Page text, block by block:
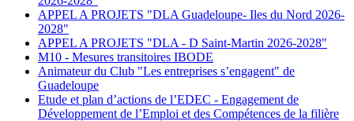
APPEL A PROJETS "DLA Guadeloupe- Iles du Nord 2026-
2028"
APPEL A PROJETS "DLA - D Saint-Martin 2026-2028"
M10 - Mesures transitoires IBODE
Animateur du Club "Les entreprises s’engagent" de
Guadeloupe
Etude et plan d’actions de l’EDEC - Engagement de
Développement de l’Emploi et des Compétences de la filière